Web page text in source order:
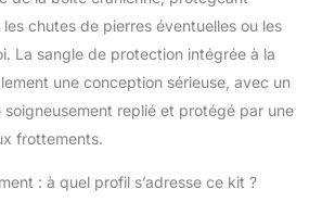
volume et poids, faible
absorption d'eau,
entièrement statique
(faible allongement),
haute résistance aux
UV mais aussi un point
Casque unisexe : Ce
chutes de pierres éventuelles ou les
La sangle de protection intégrée à la
une conception sérieuse, avec un
soigneusement replié et protégé par une
frottements.
: à quel profil s’adresse ce kit ?